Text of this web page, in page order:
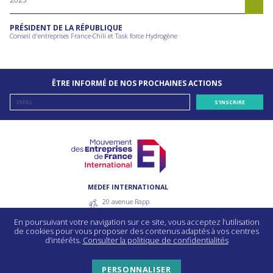
PRÉSIDENT DE LA RÉPUBLIQUE
Conseil d'entreprises France-Chili et Task force Hydrogène
ÊTRE INFORMÉ DE NOS PROCHAINES ACTIONS
MEDEF INTERNATIONAL
20 avenue Rapp
75007 Paris - France
55 avenue bosquet
75330 Paris Cedex 7 - France
En poursuivant votre navigation sur ce site, vous acceptez l’utilisation
de cookies pour vous proposer des contenus adaptés à vos centres
d’intérêts. Consulter la politique de confidentialités
PERSONNALISER